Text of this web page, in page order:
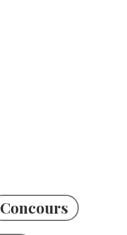
Concours